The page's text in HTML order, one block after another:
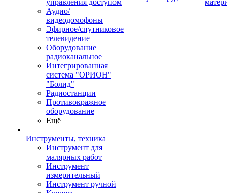
управления доступом
Аудио/
видеодомофоны
Эфирное/спутниковое
телевидение
Оборудование
радиоканальное
Интегрированная
система "ОРИОН"
"Болид"
Радиостанции
Противокражное
оборудование
Ещё
Инструменты, техника
Инструмент для
малярных работ
Инструмент
измерительный
Инструмент ручной